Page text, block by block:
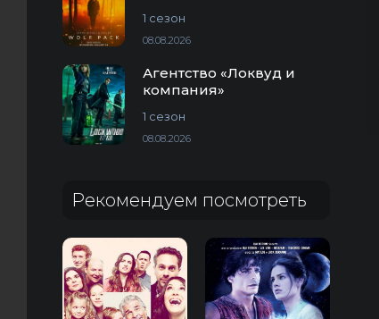
1 сезон
08.08.2026
Агентство «Локвуд и
компания»
1 сезон
08.08.2026
Рекомендуем посмотреть